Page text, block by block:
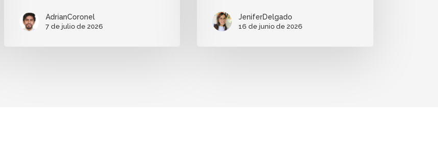
AdrianCoronel
7 de julio de 2026
JeniferDelgado
16 de junio de 2026